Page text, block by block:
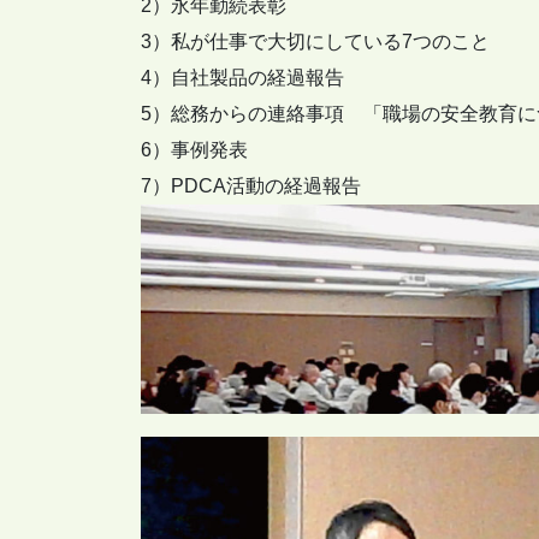
2）永年勤続表彰
3）私が仕事で大切にしている7つのこと
4）自社製品の経過報告
5）総務からの連絡事項 「職場の安全教育
6）事例発表
7）PDCA活動の経過報告